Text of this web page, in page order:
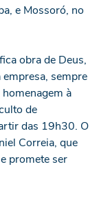
e Mossoró, no
obra de Deus,
sempre
à
de
das 19h30. O
Correia, que
promete ser